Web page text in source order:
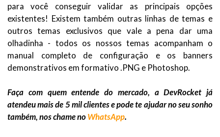
para você conseguir validar as principais opções
existentes! Existem também outras linhas de temas e
outros temas exclusivos que vale a pena dar uma
olhadinha - todos os nossos temas acompanham o
manual completo de configuração e os banners
demonstrativos em formativo .PNG e Photoshop.
Faça com quem entende do mercado, a DevRocket já
atendeu mais de 5 mil clientes e pode te ajudar no seu sonho
também, nos chame noWhatsApp.